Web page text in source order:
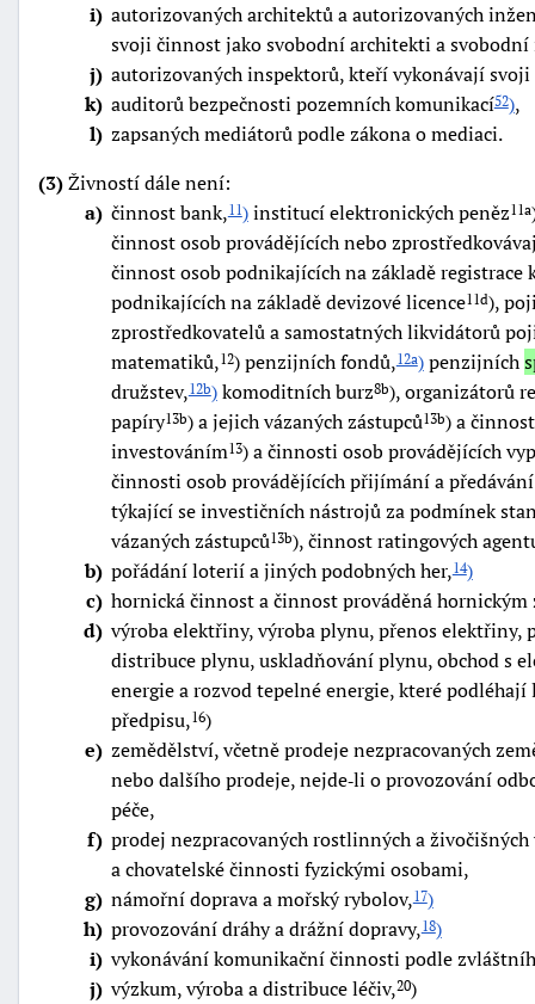
i autorizovaných architektů a autorizovaných
svoji činnost jako svobodní architekti a
j autorizovaných inspektorů, kteří vykonávají
k auditorů bezpečnosti pozemních komunikací52),
l zapsaných mediátorů podle zákona o mediaci.
(3)Živností dále není:
a činnost bank,11)institucí elektronických peněz11a
činnost osob provádějících nebo
činnost osob podnikajících na základě registrace
podnikajících na základě devizové licence11d),
zprostředkovatelů a samostatných likvidátorů
matematiků,12) penzijních fondů,12a)penzijních
družstev,12b)komoditních burz8b), organizátorů
papíry13b) a jejich vázaných zástupců13b) a
investováním13) a činnosti osob provádějících
činnosti osob provádějících přijímání a
týkající se investičníchnástrojů za podmínek
vázaných zástupců13b), činnost ratingových
b pořádání loterií a jiných podobných her,14)
c hornická činnost a činnost prováděná hornickým
d výroba elektřiny, výroba plynu, přenos elektřiny,
distribuce plynu, uskladňování plynu, obchod s
energie a rozvod tepelné energie, které
předpisu,16)
e zemědělství, včetně prodeje nezpracovaných
nebo dalšího prodeje, nejde‑li o provozování
péče,
f prodej nezpracovaných rostlinných a
a chovatelské činnosti fyzickými osobami,
g námořní doprava a mořský rybolov,17)
h provozování dráhy a drážní dopravy,18)
i vykonávání komunikační činnosti podle
j výzkum, výroba a distribuce léčiv,20)